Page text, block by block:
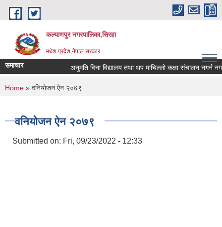
Skip to main content
कल्याणपुर नगरपालिका,सिरहा
मधेश प्रदेश,नेपाल सरकार
समाचार अनुमति विना विद्यालय तथा थप माचिल्लो कक्षा संचालन नगर्न
You are here
Home » वनियोजन ऐन २०७९
वनियोजन ऐन २०७९
Submitted on: Fri, 09/23/2022 - 12:33